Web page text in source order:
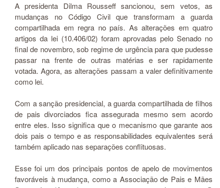
A presidenta Dilma Rousseff sancionou, sem vetos, as
mudanças no Código Civil que transformam a guarda
compartilhada em regra no país. As alterações em quatro
artigos da lei (10.406/02) foram aprovadas pelo Senado no
final de novembro, sob regime de urgência para que pudesse
passar na frente de outras matérias e ser rapidamente
votada. Agora, as alterações passam a valer definitivamente
como lei.
Com a sanção presidencial, a guarda compartilhada de filhos
de pais divorciados fica assegurada mesmo sem acordo
entre eles. Isso significa que o mecanismo que garante aos
dois pais o tempo e as responsabilidades equivalentes será
também aplicado nas separações conflituosas.
Esse foi um dos principais pontos de apelo de movimentos
favoráveis à mudança, como a Associação de Pais e Mães